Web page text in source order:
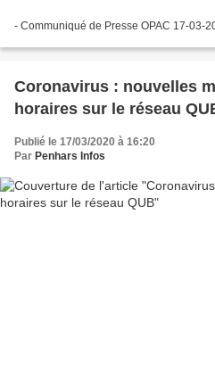
- Communiqué de Presse OPAC 17-03-
Coronavirus : nouvelles
horaires sur le réseau
Publié le 17/03/2020 à 16:20
Par Penhars Infos